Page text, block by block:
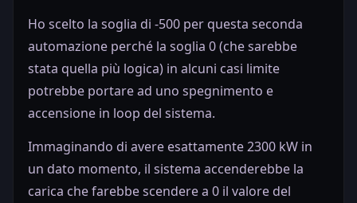
Ho scelto la soglia di -500 per questa seconda
automazione perché la soglia 0 (che sarebbe
stata quella più logica) in alcuni casi limite
potrebbe portare ad uno spegnimento e
accensione in loop del sistema.
Immaginando di avere esattamente 2300 kW in
un dato momento, il sistema accenderebbe la
carica che farebbe scendere a 0 il valore del